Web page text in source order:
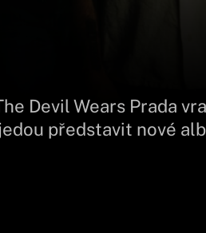
Devil Wears Prada
představit nové